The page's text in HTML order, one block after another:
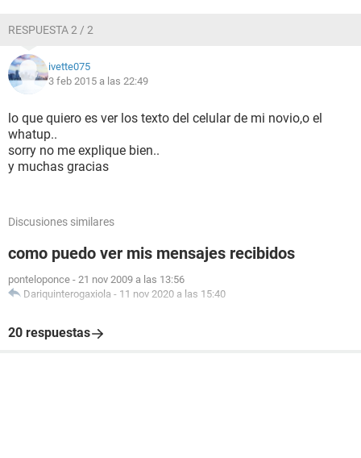
RESPUESTA 2 / 2
ivette075
3 feb 2015 a las 22:49
lo que quiero es ver los texto del celular de mi novio,o el
whatup..
sorry no me explique bien..
y muchas gracias
Discusiones similares
como puedo ver mis mensajes recibidos
ponteloponce - 21 nov 2009 a las 13:56
Dariquinterogaxiola - 11 nov 2020 a las 15:40
20 respuestas